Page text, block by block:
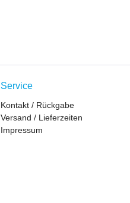
Service
Kontakt / Rückgabe
Versand / Lieferzeiten
Impressum